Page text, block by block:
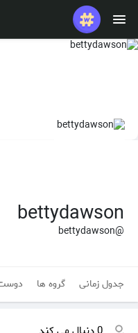
bettydawson
@bettydawson
جدول زمانی گروه ها